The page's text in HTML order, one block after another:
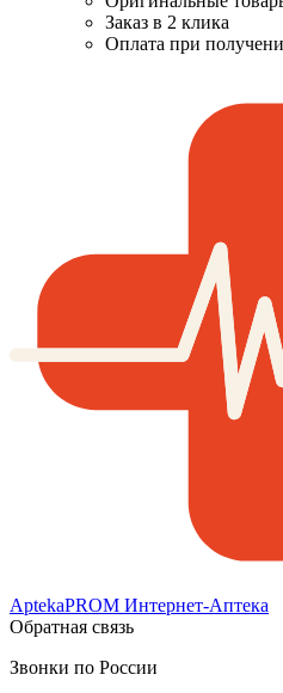
Заказ в 2 клика
Оплата при
AptekaPROM Интернет-Аптека
Обратная связь
Звонки по России